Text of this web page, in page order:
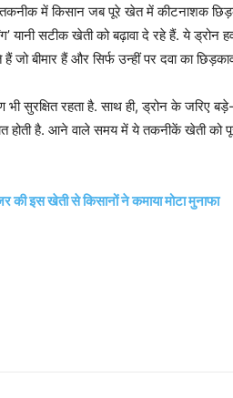
में किसान जब पूरे खेत में कीटनाशक
यानी सटीक खेती को बढ़ावा दे रहे हैं. ये ड्रोन
बीमार हैं और सिर्फ उन्हीं पर दवा का
सुरक्षित रहता है. साथ ही, ड्रोन के जरिए
होती है. आने वाले समय में ये तकनीकें खेती को
इस खेती से किसानों ने कमाया मोटा मुनाफा